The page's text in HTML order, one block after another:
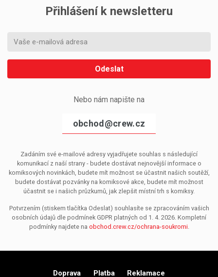
Přihlášení k newsletteru
Odeslat
Nebo nám napište na
obchod@crew.cz
Zadáním své e-mailové adresy vyjadřujete souhlas s následující
komunikací z naší strany - budete dostávat nejnovější informace o
komiksových novinkách, budete mít možnost se účastnit našich soutěží,
budete dostávat pozvánky na komiksové akce, budete mít možnost
účastnit se i našich průzkumů, jak zlepšit místní trh s komiksy.
Potvrzením (stiskem tlačítka Odeslat) souhlasíte se zpracováním vašich
osobních údajů dle podmínek GDPR platných od 1. 4. 2026. Kompletní
podmínky najdete na obchod.crew.cz/ochrana-soukromi.
Doprava Platba
Reklamace